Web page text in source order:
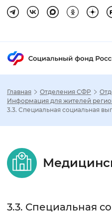
Настройка
Стандартный
Главная Отделения СФР
Информация для жителей
3.3. Специальная социальная
3.3. Специальная